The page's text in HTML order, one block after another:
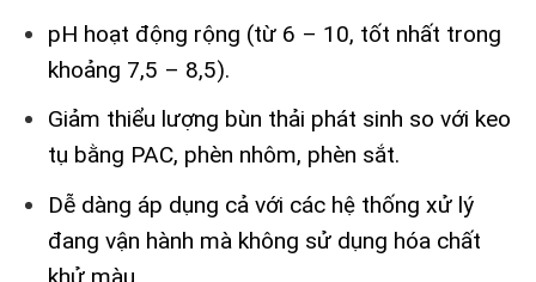
pH hoạt động rộng (từ 6 – 10, tốt nhất trong
khoảng 7,5 – 8,5).
Giảm thiểu lượng bùn thải phát sinh so với keo
tụ bằng PAC, phèn nhôm, phèn sắt.
Dễ dàng áp dụng cả với các hệ thống xử lý
đang vận hành mà không sử dụng hóa chất
khử màu.